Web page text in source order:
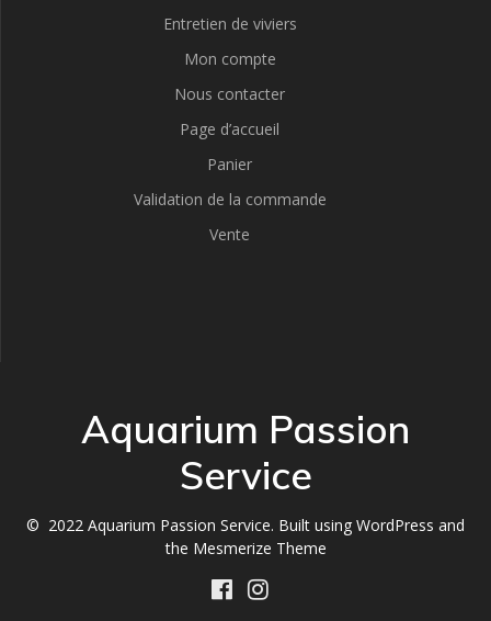
Entretien de viviers
Mon compte
Nous contacter
Page d’accueil
Panier
Validation de la commande
Vente
Aquarium Passion
Service
© 2022 Aquarium Passion Service. Built using WordPress and
the Mesmerize Theme